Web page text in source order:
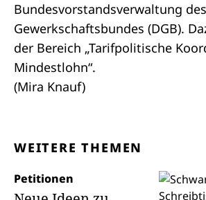
Bundesvorstandsverwaltung
Gewerkschaftsbundes (DGB).
der Bereich „Tarifpolitische
Mindestlohn“.
(Mira Knauf)
WEITERE THEMEN
Petitionen